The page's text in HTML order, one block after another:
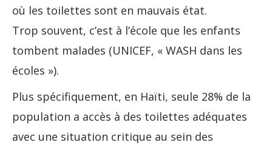
où les toilettes sont en mauvais état.
Trop souvent, c’est à l’école que les enfants
tombent malades (UNICEF, « WASH dans les
écoles »).
Plus spécifiquement, en Haïti, seule 28% de la
population a accès à des toilettes adéquates
avec une situation critique au sein des